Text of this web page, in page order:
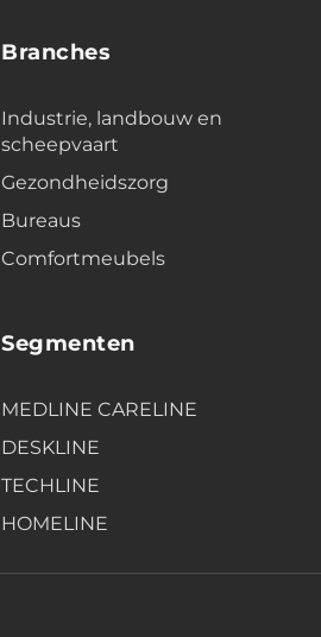
Branches
Industrie, landbouw en
scheepvaart
Gezondheidszorg
Bureaus
Comfortmeubels
Segmenten
MEDLINE CARELINE
DESKLINE
TECHLINE
HOMELINE